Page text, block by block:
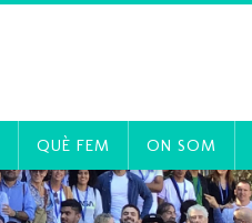
QUÈ FEM ON SOM